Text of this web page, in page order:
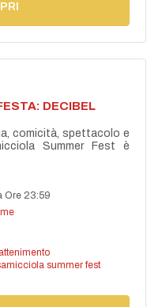
DECIBEL
comicità, spettacolo e
Summer Fest è
Ore 23:59
summer fest